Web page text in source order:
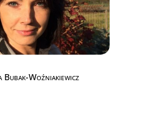
Bubak-Woźniakiewicz